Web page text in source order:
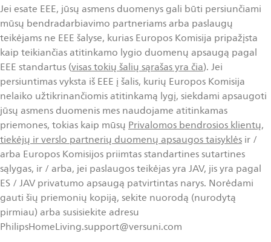
Jei esate EEE, jūsų asmens duomenys gali būti persiunčiami
mūsų bendradarbiavimo partneriams arba paslaugų
teikėjams ne EEE šalyse, kurias Europos Komisija pripažįsta
kaip teikiančias atitinkamo lygio duomenų apsaugą pagal
EEE standartus (visas tokių šalių sąrašas yra čia). Jei
persiuntimas vyksta iš EEE į šalis, kurių Europos Komisija
nelaiko užtikrinančiomis atitinkamą lygį, siekdami apsaugoti
jūsų asmens duomenis mes naudojame atitinkamas
priemones, tokias kaip mūsųPrivalomos bendrosios klientų,
tiekėjų ir verslo partnerių duomenų apsaugos taisyklėsir /
arba Europos Komisijos priimtas standartines sutartines
sąlygas, ir / arba, jei paslaugos teikėjas yra JAV, jis yra pagal
ES / JAV privatumo apsaugą patvirtintas narys. Norėdami
gauti šių priemonių kopiją, sekite nuorodą (nurodytą
pirmiau) arba susisiekite adresu
PhilipsHomeLiving.support@versuni.com